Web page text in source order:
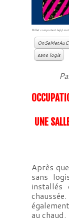
Billet comportant le(s)
sans logis
UNE
Après
sans
installés
au chaud.